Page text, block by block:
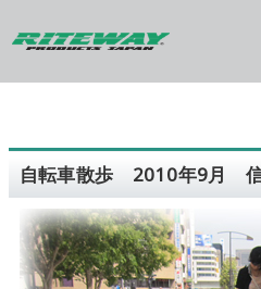
自転車散歩 2010年9月